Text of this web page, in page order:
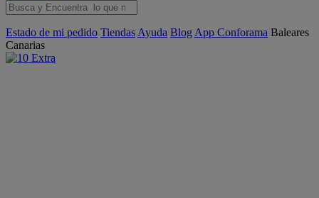
Estado de mi pedido Tiendas Ayuda Blog App Conforama Baleares
Canarias